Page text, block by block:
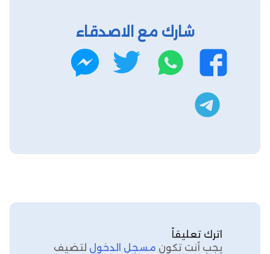
شارك مع الاصدقاء
فيسبوك واتساب تويتر
اترك تعليقاً
يجب أنت تكون مسجل الدخول لتضيف